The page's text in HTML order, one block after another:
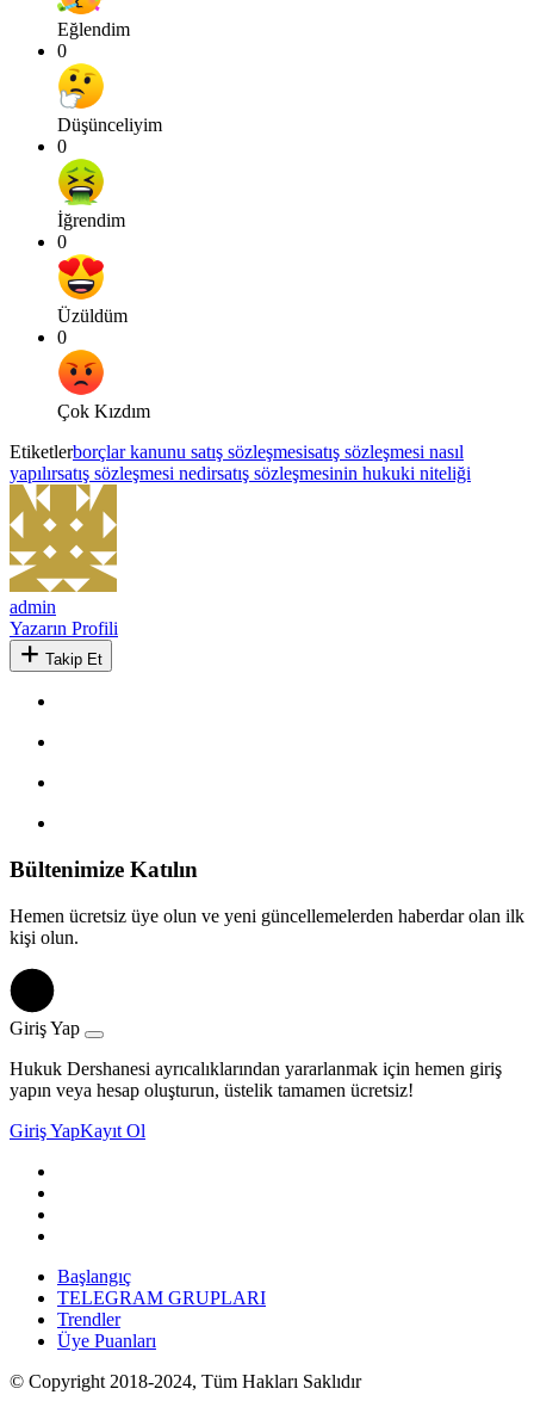
Eğlendim
0
Düşünceliyim
0
İğrendim
0
Üzüldüm
0
Çok Kızdım
Etiketlerborçlar kanunu satış sözleşmesisatış sözleşmesi nasıl
yapılırsatış sözleşmesi nedirsatış sözleşmesinin hukuki niteliği
admin
Yazarın Profili
Takip Et
Bültenimize Katılın
Hemen ücretsiz üye olun ve yeni güncellemelerden haberdar olan ilk
kişi olun.
Giriş Yap
Hukuk Dershanesi ayrıcalıklarından yararlanmak için hemen giriş
yapın veya hesap oluşturun, üstelik tamamen ücretsiz!
Giriş YapKayıt Ol
Başlangıç
TELEGRAM GRUPLARI
Trendler
Üye Puanları
© Copyright 2018-2024, Tüm Hakları Saklıdır